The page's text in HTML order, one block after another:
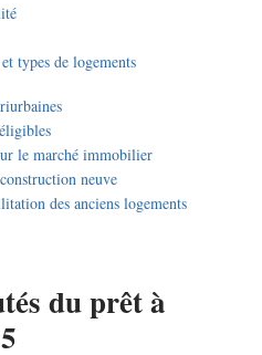
types de logements
le marché immobilier
neuve
des anciens logements
du prêt à